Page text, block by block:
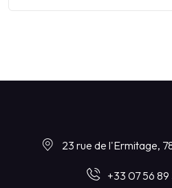
23 rue de l'Ermitage,
+33 07 56